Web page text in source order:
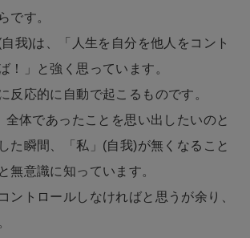
です。
我)は、「人生を自分を他人をコント
！」と強く思っています。
反応的に自動で起こるものです。
全体であったことを思い出したいのと
た瞬間、「私」(自我)が無くなること
無意識に知っています。
ントロールしなければと思うが余り、